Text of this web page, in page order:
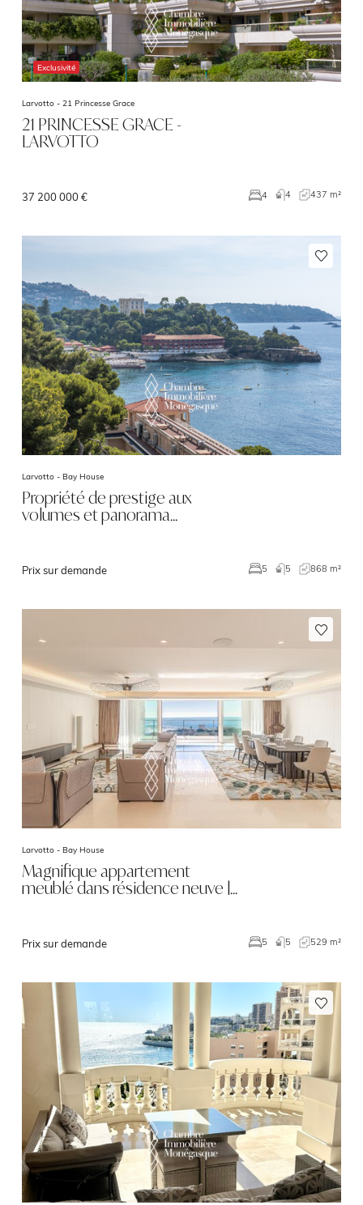
Exclusivité
Larvotto - 21 Princesse Grace
21 PRINCESSE GRACE -
LARVOTTO
37 200 000 € 4 4 437 m²
Larvotto - Bay House
Propriété de prestige aux
volumes et panorama…
Prix sur demande 5 5 868 m²
Larvotto - Bay House
Magnifique appartement
meublé dans résidence neuve |…
Prix sur demande 5 5 529 m²